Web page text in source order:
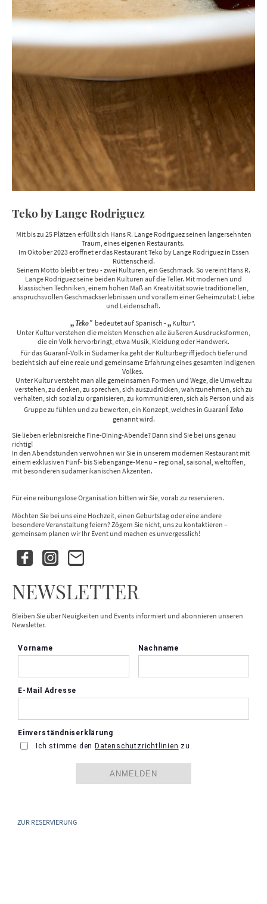
Teko by Lange Rodriguez
Mit bis zu 25 Plätzen erfüllt sich Hans R. Lange Rodriguez seinen langersehnten
Traum, eines eigenen Restaurants.
Im Oktober 2023 eröffnet er das Restaurant Teko by Lange Rodriguez in Essen
Rüttenscheid.
Seinem Motto bleibt er treu - zwei Kulturen, ein Geschmack. So vereint Hans R.
Lange Rodriguez seine beiden Kulturen auf die Teller. Mit modernen und
klassischen Techniken, einem hohen Maß an Kreativität sowie traditionellen,
anspruchsvollen Geschmackserlebnissen und vorallem einer Geheimzutat: Liebe
und Leidenschaft.
„ Teko" bedeutet auf Spanisch -„ Kultur".
Unter Kultur verstehen die meisten Menschen alle äußeren Ausdrucksformen,
die ein Volk hervorbringt, etwa Musik, Kleidung oder Handwerk.
Für das Guaraní-Volk in Südamerika geht der Kulturbegriff jedoch tiefer und
bezieht sich auf eine reale und gemeinsame Erfahrung eines gesamten indigenen
Volkes.
Unter Kultur versteht man alle gemeinsamen Formen und Wege, die Umwelt zu
verstehen, zu denken, zu sprechen, sich auszudrücken, wahrzunehmen, sich zu
verhalten, sich sozial zu organisieren, zu kommunizieren, sich als Person und als
Gruppe zu fühlen und zu bewerten, ein Konzept, welches in Guaraní Teko
genannt wird.
Sie lieben erlebnisreiche Fine-Dining-Abende? Dann sind Sie bei uns genau
richtig!
In den Abendstunden verwöhnen wir Sie in unserem modernen Restaurant mit
einem exklusiven Fünf- bis Siebengänge-Menü – regional, saisonal, weltoffen,
mit besonderen südamerikanischen Akzenten.
Für eine reibungslose Organisation bitten wir Sie, vorab zu reservieren.
Möchten Sie bei uns eine Hochzeit, einen Geburtstag oder eine andere
besondere Veranstaltung feiern? Zögern Sie nicht, uns zu kontaktieren –
gemeinsam planen wir Ihr Event und machen es unvergesslich!
NEWSLETTER
Bleiben Sie über Neuigkeiten und Events informiert und abonnieren unseren
Newsletter.
ZUR RESERVIERUNG